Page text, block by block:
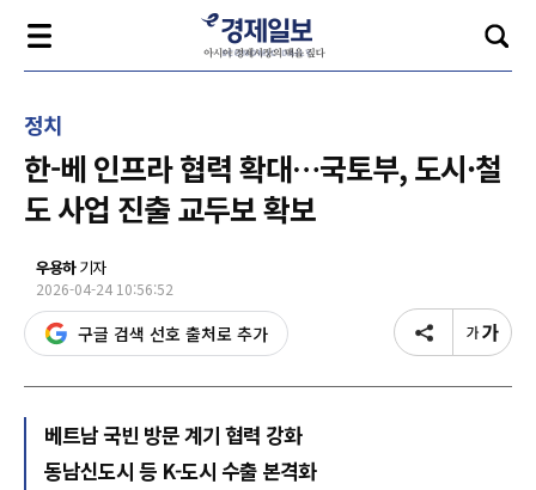
정치
한-베 인프라 협력 확대…국토부, 도시·철
도 사업 진출 교두보 확보
우용하기자
2026-04-24 10:56:52
구글 검색 선호 출처로 추가
베트남 국빈 방문 계기 협력 강화
동남신도시 등 K-도시 수출 본격화